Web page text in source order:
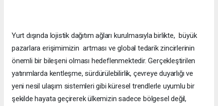
Yurt dışında lojistik dağıtım ağları kurulmasıyla birlikte, büyük
pazarlara erişimimizin artması ve global tedarik zincirlerinin
önemli bir bileşeni olması hedeflenmektedir. Gerçekleştirilen
yatırımlarda kentleşme, sürdürülebilirlik, çevreye duyarlığı ve
yeni nesil ulaşım sistemleri gibi küresel trendlerle uyumlu bir
şekilde hayata geçirerek ülkemizin sadece bölgesel değil,